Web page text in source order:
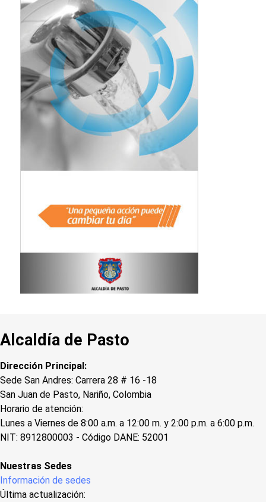
Alcaldía de Pasto
Dirección Principal:
Sede San Andres: Carrera 28 # 16 -18
San Juan de Pasto, Nariño, Colombia
Horario de atención:
Lunes a Viernes de 8:00 a.m. a 12:00 m. y 2:00 p.m. a 6:00 p.m.
NIT: 8912800003 - Código DANE: 52001
Nuestras Sedes
Información de sedes
Última actualización: